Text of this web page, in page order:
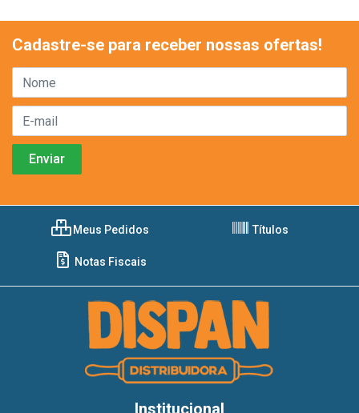
Cadastre-se para receber nossas ofertas!
Meus Pedidos Títulos
Notas Fiscais